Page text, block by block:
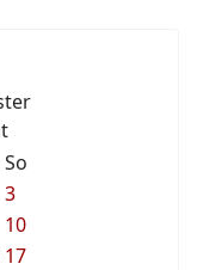
So
3
10
17